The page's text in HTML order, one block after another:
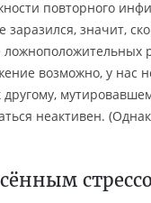
повторного
значит,
возможно, у нас
неактивен.